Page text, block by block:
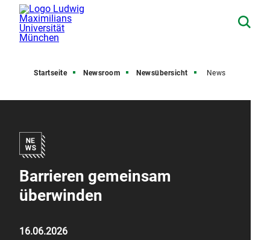
Startseite Newsroom Newsübersicht News
Barrieren gemeinsam
überwinden
16.06.2026